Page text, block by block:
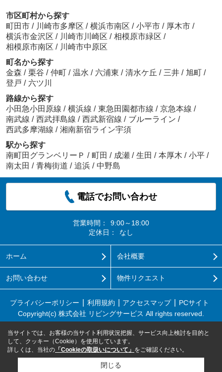
市区町村から探す
町田市 / 川崎市多摩区 / 横浜市南区 / 小平市 / 厚木市 /
横浜市金沢区 / 川崎市川崎区 / 相模原市緑区 /
相模原市南区 / 川崎市中原区
町名から探す
金森 / 栗谷 / 仲町 / 温水 / 六浦東 / 清水ケ丘 / 三井 / 旭町 /
登戸 / 六ツ川
路線から探す
小田急小田原線 / 横浜線 / 東急田園都市線 / 京急本線 /
南武線 / 西武拝島線 / 西武新宿線 / ブルーライン /
西武多摩湖線 / 湘南新宿ライン宇須
駅から探す
南町田グランベリーＰ / 町田 / 成瀬 / 生田 / 本厚木 / 小平 /
南太田 / 青梅街道 / 追浜 / 中野島
電話でお問い合わせ
営業時間：
9:00～18:00
定休日：
なし
ホーム 会社概要
お問い合わせ 物件リクエスト
プライバシーポリシー 利用規約 アクセスマップ
PCサイト
Copyright(c) 株式会社 リビングサービス All rights reserved.
当サイトでは、お客様の当サイト利用状況把握、サービス向上検討を目的と
して、クッキー（Cookie）を使用しています。
詳しくは、当社の 「Cookieの取扱いについて」 をご確認ください。
閉じる